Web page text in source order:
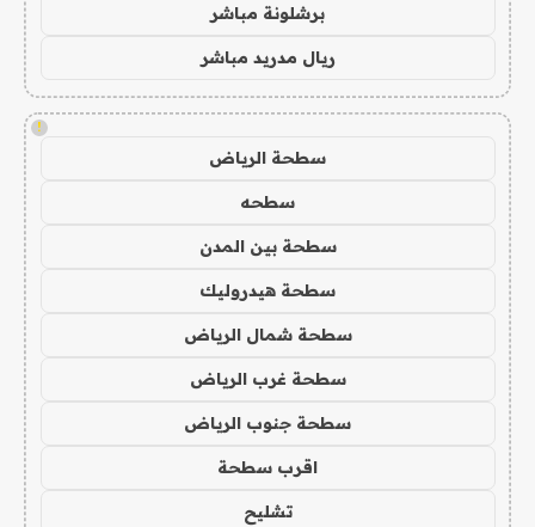
برشلونة مباشر
ريال مدريد مباشر
!
سطحة الرياض
سطحه
سطحة بين المدن
سطحة هيدروليك
سطحة شمال الرياض
سطحة غرب الرياض
سطحة جنوب الرياض
اقرب سطحة
تشليح